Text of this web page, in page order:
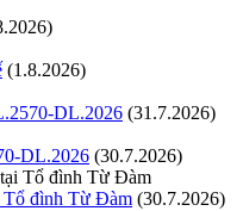
(1.8.2026)
DL.2026 (31.7.2026)
DL.2026 (30.7.2026)
Tổ đình Từ Đàm (30.7.2026)